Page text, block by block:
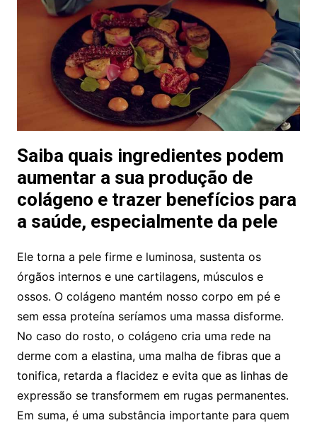
Saiba quais ingredientes podem
aumentar a sua produção de
colágeno e trazer benefícios para
a saúde, especialmente da pele
Ele torna a pele firme e luminosa, sustenta os
órgãos internos e une cartilagens, músculos e
ossos. O colágeno mantém nosso corpo em pé e
sem essa proteína seríamos uma massa disforme.
No caso do rosto, o colágeno cria uma rede na
derme com a elastina, uma malha de fibras que a
tonifica, retarda a flacidez e evita que as linhas de
expressão se transformem em rugas permanentes.
Em suma, é uma substância importante para quem